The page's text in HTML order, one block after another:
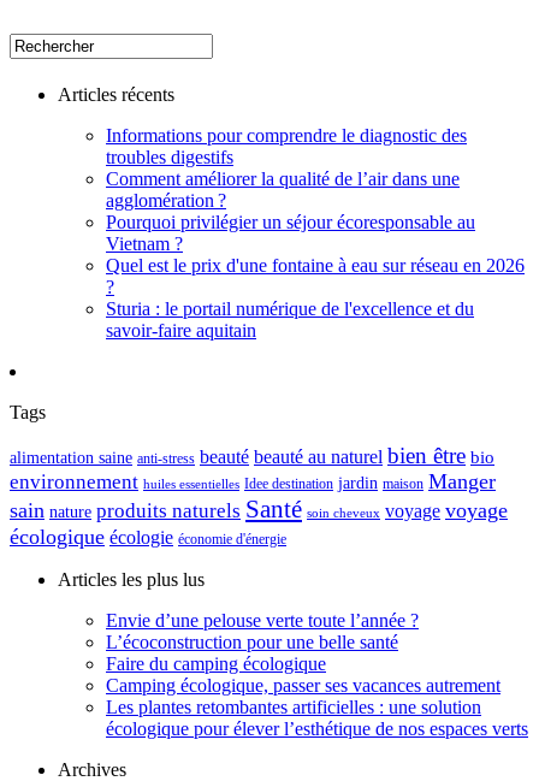
Articles récents
Informations pour comprendre le diagnostic des
troubles digestifs
Comment améliorer la qualité de l’air dans une
agglomération ?
Pourquoi privilégier un séjour écoresponsable au
Vietnam ?
Quel est le prix d'une fontaine à eau sur réseau en 2026
?
Sturia : le portail numérique de l'excellence et du
savoir-faire aquitain
Tags
alimentation saine anti-stress beauté beauté au naturel bien être bio
environnement huiles essentielles Idee destination jardin maison Manger
sain nature produits naturels Santé soin cheveux voyage voyage
écologique écologie économie d'énergie
Articles les plus lus
Envie d’une pelouse verte toute l’année ?
L’écoconstruction pour une belle santé
Faire du camping écologique
Camping écologique, passer ses vacances autrement
Les plantes retombantes artificielles : une solution
écologique pour élever l’esthétique de nos espaces verts
Archives